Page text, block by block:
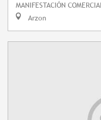
MANIFESTACIÓN
Arzon